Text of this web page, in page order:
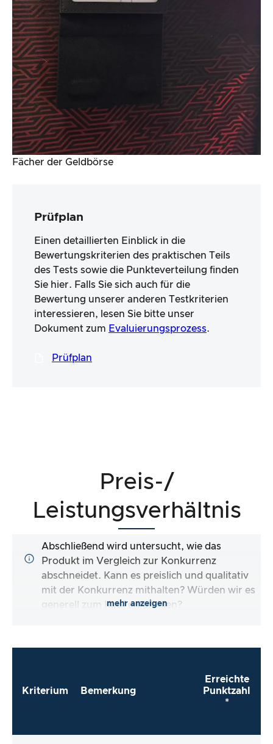
Fächer der Geldbörse
Prüfplan
Einen detaillierten Einblick in die
Bewertungskriterien des praktischen Teils
des Tests sowie die Punkteverteilung finden
Sie hier. Falls Sie sich auch für die
Bewertung unserer anderen Testkriterien
interessieren, lesen Sie bitte unser
Dokument zum Evaluierungsprozess.
Prüfplan
Preis-/
Leistungsverhältnis
Abschließend wird untersucht, wie das
Produkt im Vergleich zur Konkurrenz
abschneidet. Kann es preislich und qualitativ
mit der Konkurrenz mithalten? Würden wir es
generell zum Kauf empfehlen?
mehr anzeigen
Kriterium Bemerkung
Erreichte
Punktzahl
*